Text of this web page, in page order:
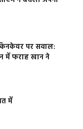
पर सवाल:
में फराह खान ने
में